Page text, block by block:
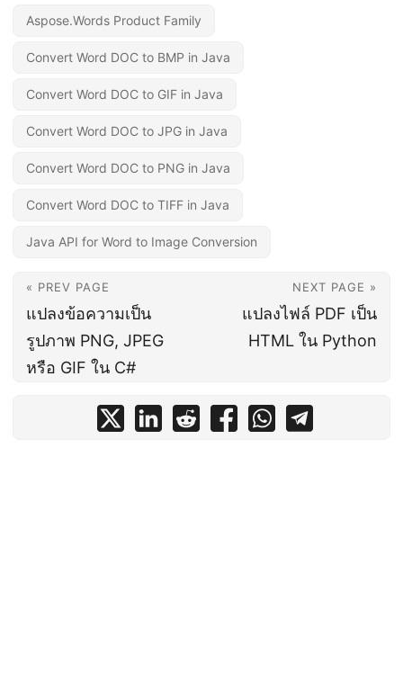
Aspose.Words Product Family
Convert Word DOC to BMP in Java
Convert Word DOC to GIF in Java
Convert Word DOC to JPG in Java
Convert Word DOC to PNG in Java
Convert Word DOC to TIFF in Java
Java API for Word to Image Conversion
« PREV PAGE
แปลงข้อความเป็น
รูปภาพ PNG, JPEG
หรือ GIF ใน C#
NEXT PAGE »
แปลงไฟล์ PDF เป็น
HTML ใน Python